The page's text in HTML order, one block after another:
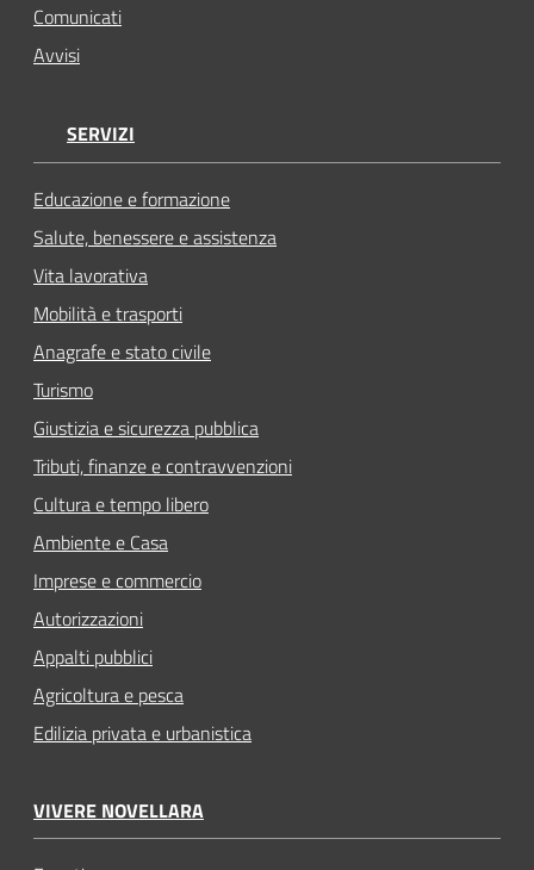
Comunicati
Avvisi
SERVIZI
Educazione e formazione
Salute, benessere e assistenza
Vita lavorativa
Mobilità e trasporti
Anagrafe e stato civile
Turismo
Giustizia e sicurezza pubblica
Tributi, finanze e contravvenzioni
Cultura e tempo libero
Ambiente e Casa
Imprese e commercio
Autorizzazioni
Appalti pubblici
Agricoltura e pesca
Edilizia privata e urbanistica
VIVERE NOVELLARA